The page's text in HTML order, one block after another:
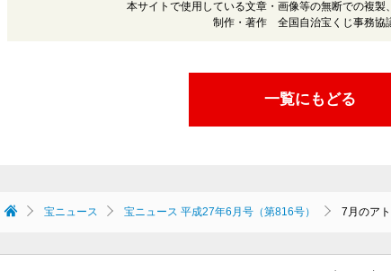
本サイトで使用している文章・画像等の無断での複製
制作・著作 全国自治宝くじ事務協
一覧にもどる
宝ニュース 宝ニュース 平成27年6月号（第816号） 7月のア